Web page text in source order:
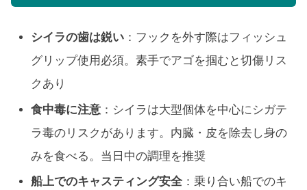
シイラの歯は鋭い ：フックを外す際はフィッシュ
グリップ使用必須。素手でアゴを掴むと切傷リス
クあり
食中毒に注意 ：シイラは大型個体を中心にシガテ
ラ毒のリスクがあります。内臓・皮を除去し身の
みを食べる。当日中の調理を推奨
船上でのキャスティング安全 ：乗り合い船でのキ